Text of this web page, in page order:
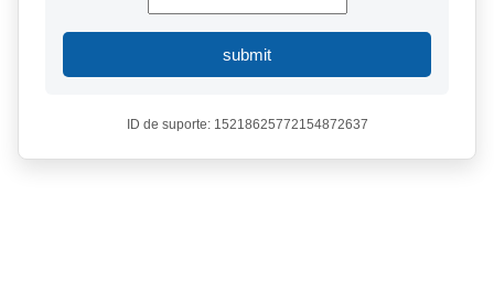
submit
ID de suporte: 15218625772154872637